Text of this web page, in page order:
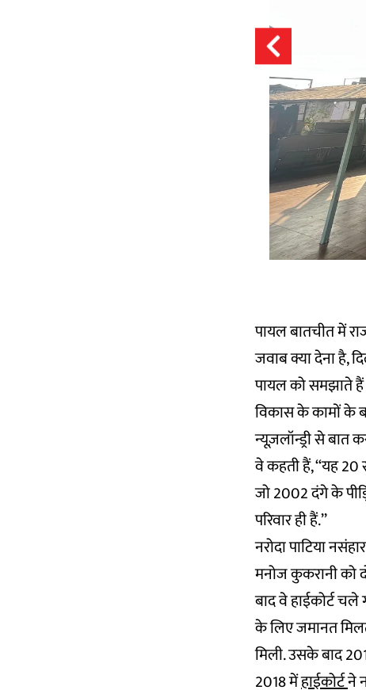
पायल बातचीत में
जवाब क्या देना है,
पायल को समझाते
विकास के कामों के
न्यूज़लॉन्ड्री से बात
वे कहती हैं, ‘‘यह
जो 2002 दंगे के
परिवार ही हैं.’’
नरोदा पाटिया
मनोज कुकरानी को
बाद वे हाईकोर्ट
के लिए जमानत
मिली. उसके बाद
2018 मेंहाईकोर्टने